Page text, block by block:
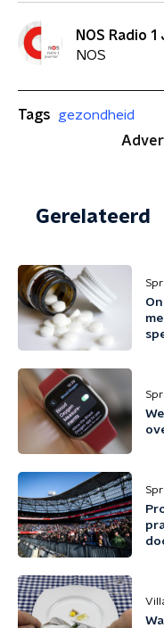
NOS Radio 1
NOS
Tags
gezondheid
Gerelateerd